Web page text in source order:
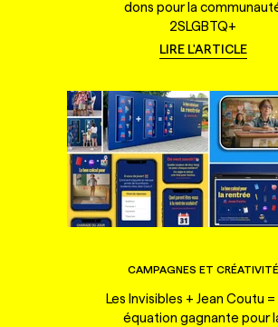
dons pour la
2SLGBTQ+
LIRE L'ARTICLE
CAMPAGNES ET CRÉATIVITÉ
Les Invisibles + Jean Coutu =
équation gagnante pour